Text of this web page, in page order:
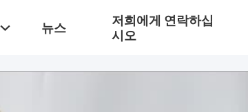
뉴스
저희에게 연락하십
시오